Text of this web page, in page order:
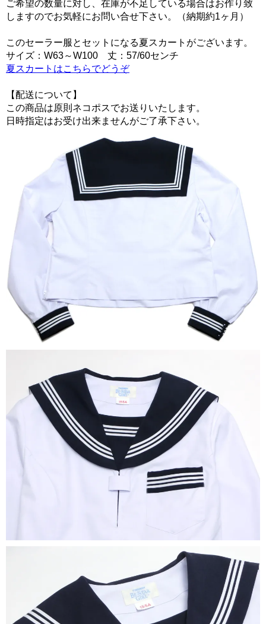
ご希望の数量に対し、在庫が不足している場合はお作り致
しますのでお気軽にお問い合せ下さい。（納期約1ヶ月）
このセーラー服とセットになる夏スカートがございます。
サイズ：W63～W100 丈：57/60センチ
夏スカートはこちらでどうぞ
【配送について】
この商品は原則ネコポスでお送りいたします。
日時指定はお受け出来ませんがご了承下さい。